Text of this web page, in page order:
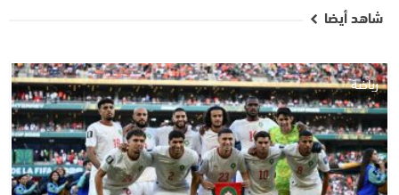
شاهد أيضا
رياضة